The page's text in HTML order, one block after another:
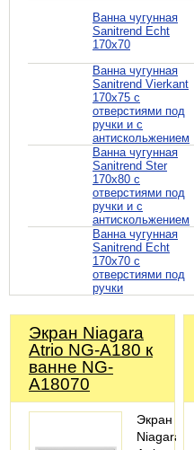
Ванна чугунная
Sanitrend Echt
170х70
Ванна чугунная
Sanitrend Vierkant
170х75 с
отверстиями под
ручки и с
антискольжением
Ванна чугунная
Sanitrend Ster
170х80 с
отверстиями под
ручки и с
антискольжением
Ванна чугунная
Sanitrend Echt
170х70 с
отверстиями под
ручки
Экран Niagara
Atrio NG-A180 к
ванне NG-
A18070
Экран
Niagara